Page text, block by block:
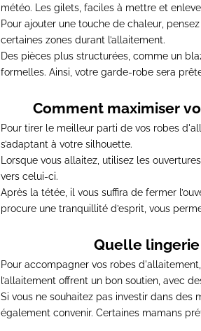
météo. Les gilets, faciles à mettre et
Pour ajouter une touche de chaleur ,
certaines zones durant l’allaitement.
Des pièces plus structurées, comme un
formelles. Ainsi, votre garde-robe sera
Comment maximiser
Pour tirer le meilleur parti de vos robes
s’adaptant à votre silhouette.
Lorsque vous allaitez, utilisez les
vers celui-ci.
Après la tétée, il vous suffira de fermer
procure une tranquillité d’esprit, vous
Quelle
Pour accompagner vos robes
l’allaitement offrent un bon soutien, avec
Si vous ne souhaitez pas investir dans
également convenir. Certaines mamans